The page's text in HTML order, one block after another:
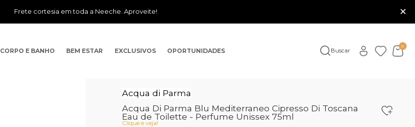
Frete cortesia em toda a Neeche. Aproveite! ×
CORPO E BANHO BEM ESTAR EXCLUSIVOS OPORTUNIDADES Buscar
0
Acqua di Parma
Acqua Di Parma Blu Mediterraneo Cipresso Di Toscana
Eau de Toilette - Perfume Unissex 75ml
Clique e veja!